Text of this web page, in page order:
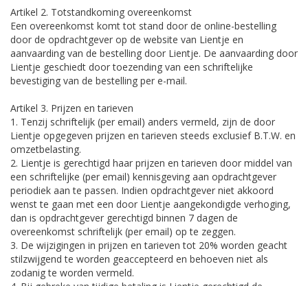
Artikel 2. Totstandkoming overeenkomst
Een overeenkomst komt tot stand door de online-bestelling
door de opdrachtgever op de website van Lientje en
aanvaarding van de bestelling door Lientje. De aanvaarding door
Lientje geschiedt door toezending van een schriftelijke
bevestiging van de bestelling per e-mail.
Artikel 3. Prijzen en tarieven
1. Tenzij schriftelijk (per email) anders vermeld, zijn de door
Lientje opgegeven prijzen en tarieven steeds exclusief B.T.W. en
omzetbelasting.
2. Lientje is gerechtigd haar prijzen en tarieven door middel van
een schriftelijke (per email) kennisgeving aan opdrachtgever
periodiek aan te passen. Indien opdrachtgever niet akkoord
wenst te gaan met een door Lientje aangekondigde verhoging,
dan is opdrachtgever gerechtigd binnen 7 dagen de
overeenkomst schriftelijk (per email) op te zeggen.
3. De wijzigingen in prijzen en tarieven tot 20% worden geacht
stilzwijgend te worden geaccepteerd en behoeven niet als
zodanig te worden vermeld.